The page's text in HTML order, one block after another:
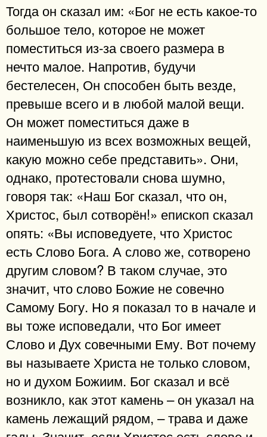
Тогда он сказал им: «Бог не есть какое-то
большое тело, которое не может
поместиться из-за своего размера в
нечто малое. Напротив, будучи
бестелесен, Он способен быть везде,
превыше всего и в любой малой вещи.
Он может поместиться даже в
наименьшую из всех возможных вещей,
какую можно себе представить». Они,
однако, протестовали снова шумно,
говоря так: «Наш Бог сказал, что он,
Христос, был сотворён!» епископ сказал
опять: «Вы исповедуете, что Христос
есть Слово Бога. А слово же, сотворено
другим словом? В таком случае, это
значит, что слово Божие не совечно
Самому Богу. Но я показал то в начале и
вы тоже исповедали, что Бог имеет
Слово и Дух совечными Ему. Вот почему
вы называете Христа не только словом,
но и духом Божиим. Бог сказал и всё
возникло, как этот камень – он указал на
камень лежащий рядом, – трава и даже